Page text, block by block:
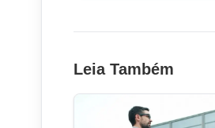
Leia Também